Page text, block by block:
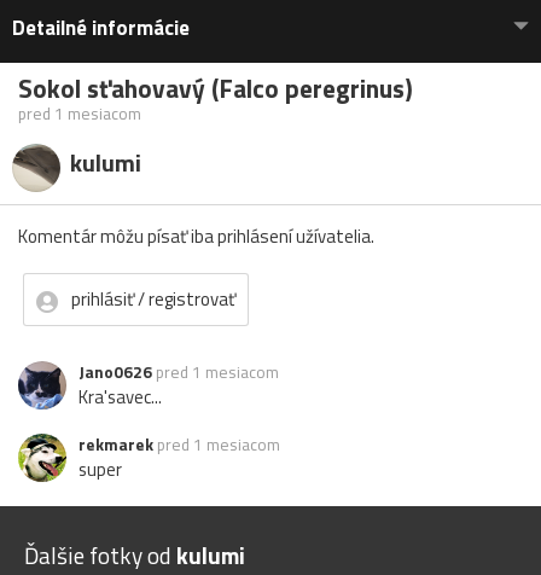
Detailné informácie
Sokol sťahovavý (Falco peregrinus)
pred 1 mesiacom
kulumi
Komentár môžu písať iba prihlásení užívatelia.
prihlásiť / registrovať
Jano0626 pred 1 mesiacom
Kra'savec...
rekmarek pred 1 mesiacom
super
Ďalšie fotky od kulumi